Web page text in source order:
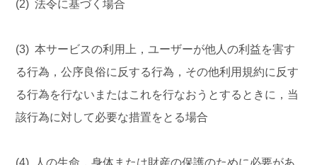
(2) 法令に基づく場合
(3) 本サービスの利用上，ユーザーが他人の利益を害す
る行為，公序良俗に反する行為，その他利用規約に反す
る行為を行ないまたはこれを行なおうとするときに，当
該行為に対して必要な措置をとる場合